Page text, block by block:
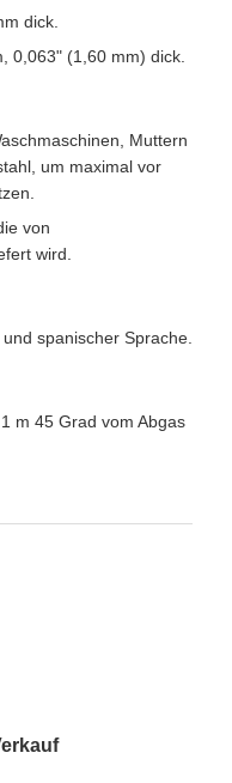
dick.
0,063" (1,60 mm) dick.
Muttern
um maximal vor
von
wird.
spanischer Sprache.
m 45 Grad vom Abgas